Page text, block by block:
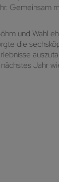
Gemeinsam
und Wahl
die
Jahr